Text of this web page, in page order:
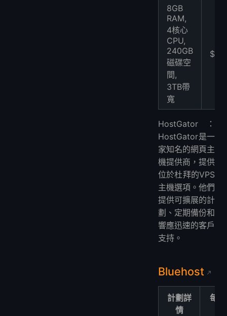
8GB
RAM,
4核心
CPU,
240GB
磁碟空
間,
3TB帶
寬
HostGator：
HostGator是一
家知名的網頁主
機提供商，提供
位於杜拜的VPS
主機選項。他們
提供可擴展的計
劃、定期備份和
響應迅速的客戶
支持。
Bluehost
計劃詳
情
每